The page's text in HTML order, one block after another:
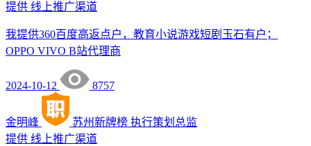
提供 线上推广渠道
我提供360百度高返点户，教育小说游戏短剧玉石有户；
OPPO VIVO B站代理商
2024-10-12 8757
金明峰 苏州新牌榜 执行策划总监
提供 线上推广渠道